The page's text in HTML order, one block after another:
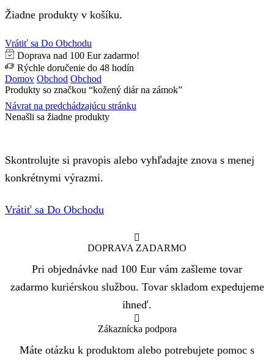
Žiadne produkty v košíku.
Vrátiť sa Do Obchodu
Doprava nad 100 Eur zadarmo!
Rýchle doručenie do 48 hodín
Domov Obchod Obchod
Produkty so značkou “kožený diár na zámok”
Návrat na predchádzajúcu stránku
Nenašli sa žiadne produkty
Skontrolujte si pravopis alebo vyhľadajte znova s ​​menej
konkrétnymi výrazmi.
Vrátiť sa Do Obchodu
DOPRAVA ZADARMO
Pri objednávke nad 100 Eur vám zašleme tovar
zadarmo kuriérskou službou. Tovar skladom expedujeme
ihneď.
Zákaznícka podpora
Máte otázku k produktom alebo potrebujete pomoc s